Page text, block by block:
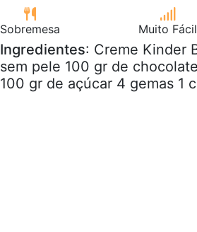
Sobremesa Muito Fácil
Ingredientes: Creme Kinder
sem pele 100 gr de
100 gr de açúcar 4 gemas 1